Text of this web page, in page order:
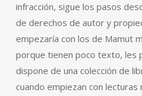
infracción, sigue los pasos
de derechos de autor y
empezaría con los de Mamut
porque tienen poco texto, les
dispone de una colección de
cuando empiezan con lecturas